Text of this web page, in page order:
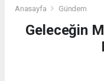
Anasayfa Gündem
Geleceğin